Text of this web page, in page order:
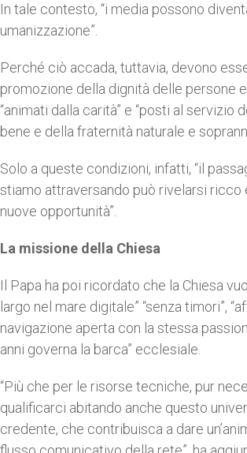
In tale contesto, “i media possono
umanizzazione”.
Perché ciò accada, tuttavia, devono
promozione della dignità delle persone
“animati dalla carità” e “posti al servizio
bene e della fraternità naturale e
Solo a queste condizioni, infatti, “il
stiamo attraversando può rivelarsi ricco
nuove opportunità”.
La missione della Chiesa
Il Papa ha poi ricordato che la Chiesa
largo nel mare digitale” “senza timori”,
navigazione aperta con la stessa
anni governa la barca” ecclesiale.
“Più che per le risorse tecniche, pur
qualificarci abitando anche questo
credente, che contribuisca a dare